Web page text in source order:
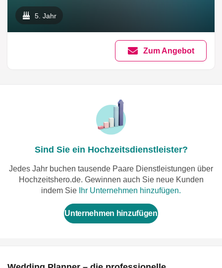
5. Jahr
Zum Angebot
Sind Sie ein Hochzeitsdienstleister?
Jedes Jahr buchen tausende Paare Dienstleistungen über
Hochzeitshero.de. Gewinnen auch Sie neue Kunden
indem Sie Ihr Unternehmen hinzufügen.
Unternehmen hinzufügen